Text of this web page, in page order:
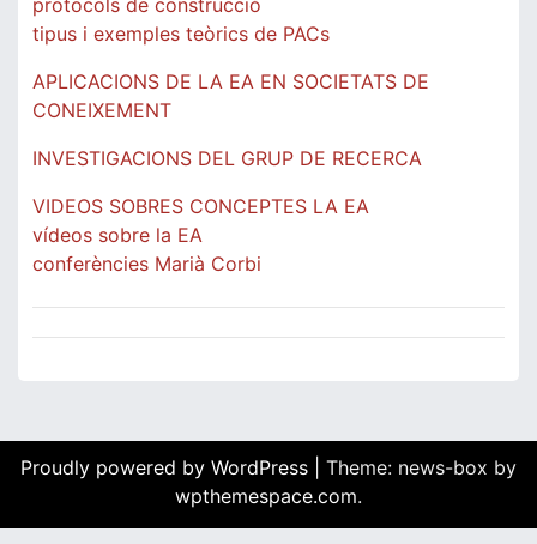
protocols de construcció
tipus i exemples teòrics de PACs
APLICACIONS DE LA EA EN SOCIETATS DE
CONEIXEMENT
INVESTIGACIONS DEL GRUP DE RECERCA
VIDEOS SOBRES CONCEPTES LA EA
vídeos sobre la EA
conferències Marià Corbi
Proudly powered by WordPress
Theme: news-box by
wpthemespace.com.